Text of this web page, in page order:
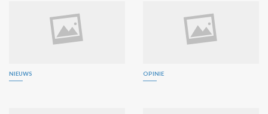
NIEUWS OPINIE